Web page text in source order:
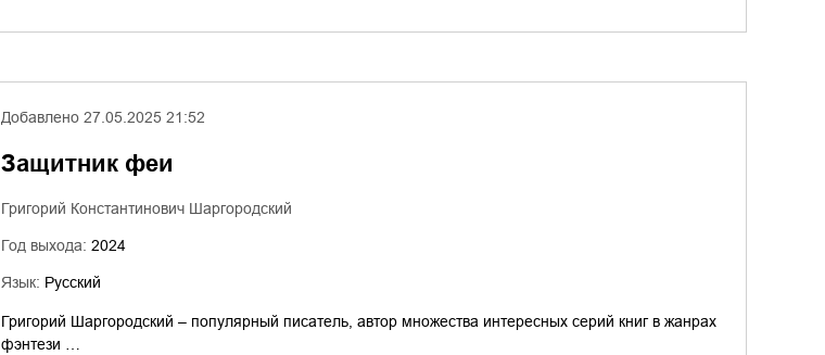
Добавлено 27.05.2025 21:52
Защитник феи
Григорий Константинович Шаргородский
Год выхода: 2024
Язык: Русский
Григорий Шаргородский – популярный писатель, автор множества интересных серий книг в жанрах
фэнтези …